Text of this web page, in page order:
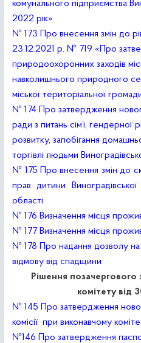
комунального підприємства
2022 рік»
№ 173 Про внесення змін до
23.12.2021 р. № 719 «Про
природоохоронних заходів
навколишнього природного
міської територіальної
№ 174 Про затвердження
ради з питань сім’ї, гендерної
розвитку, запобігання
торгівлі людьми
№ 175 Про внесення змін до
прав дитини
області
№ 176 Визначення місця
№ 177 Визначення місця
№ 178 Про надання дозволу на
відмову від спадщини
Рішення позачергового
комітету від
№ 145 Про затвердження
комісії при виконавчому
№146 Про затвердження